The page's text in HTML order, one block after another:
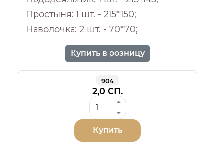
Простыня: 1 шт. - 215*150;
Наволочка: 2 шт. - 70*70;
Купить в розницу
904
2,0 СП.
Купить